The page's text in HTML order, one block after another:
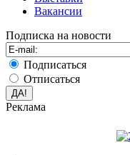
Вакансии
Подписка на новости
Подписаться
Отписаться
Реклама